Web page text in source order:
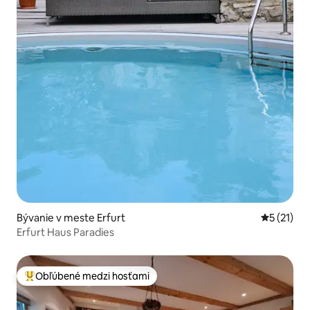
Bývanie v meste Erfurt
5 (21)
Erfurt Haus Paradies
Najobľúbenejšie medzi hosťami
Obľúbené medzi hosťami